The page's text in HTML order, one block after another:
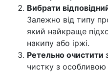
Вибрати
Залежно від типу
який найкраще
накипу або іржі.
Ретельно очистити
чистку з